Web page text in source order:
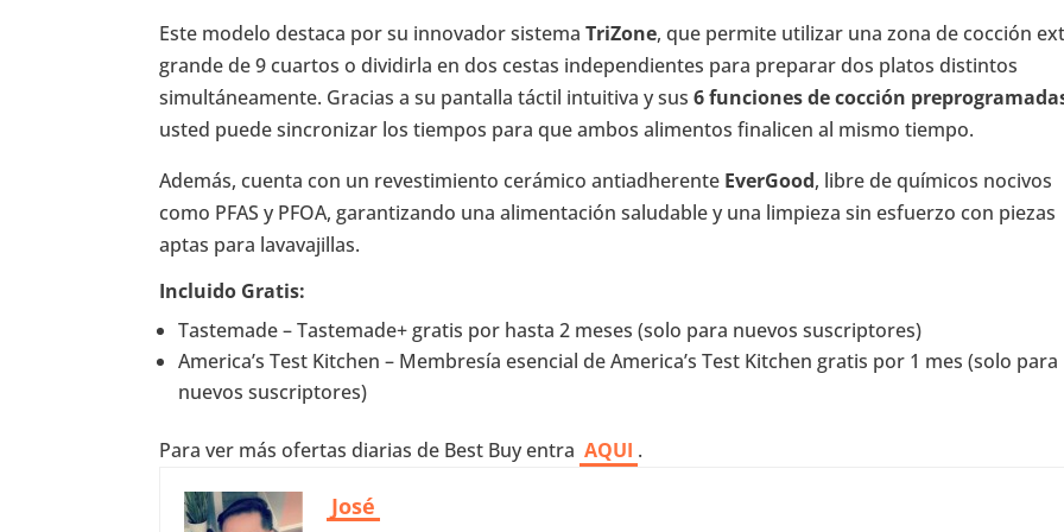
Este modelo destaca por su innovador sistemaTriZone, que permite utilizar una zona de cocción
grande de 9 cuartos o dividirla en dos cestas independientes para preparar dos platos distintos
simultáneamente. Gracias a su pantalla táctil intuitiva y sus6 funciones de cocción
usted puede sincronizar los tiempos para que ambos alimentos finalicen al mismo tiempo.
Además, cuenta con un revestimiento cerámico antiadherente EverGood, libre de químicos nocivos
como PFAS y PFOA, garantizando una alimentación saludable y una limpieza sin esfuerzo con piezas
aptas para lavavajillas.
Incluido Gratis:
Tastemade – Tastemade+ gratis por hasta 2 meses (solo para nuevos suscriptores)
America’s Test Kitchen – Membresía esencial de America’s Test Kitchen gratis por 1 mes (solo para
nuevos suscriptores)
Para ver más ofertas diarias de Best Buy entra AQUI .
José